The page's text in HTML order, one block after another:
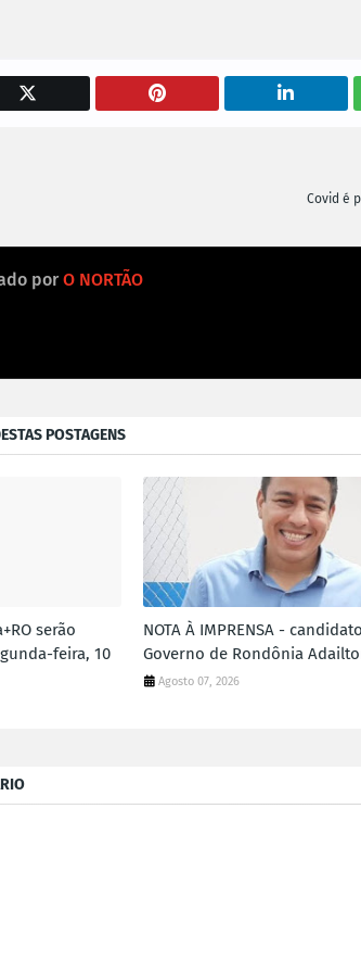
Covid é
por O NORTÃO
POSTAGENS
serão
feira, 10
NOTA À IMPRENSA -
Governo de Rondônia
Agosto 07, 2026